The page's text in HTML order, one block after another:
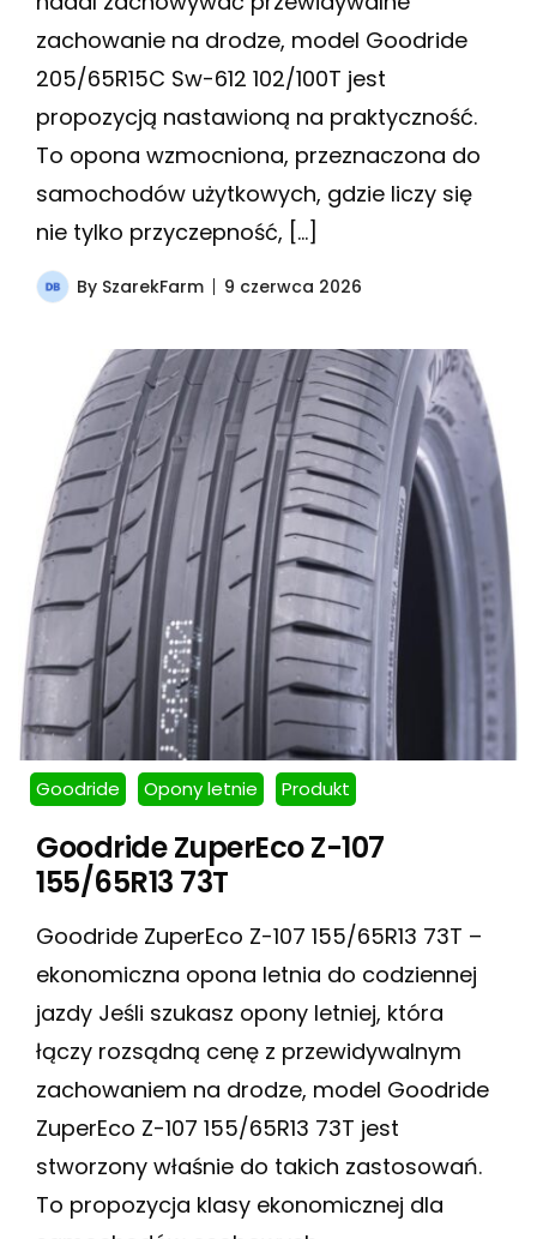
zachowanie na drodze, model Goodride
205/65R15C Sw-612 102/100T jest
propozycją nastawioną na praktyczność.
To opona wzmocniona, przeznaczona do
samochodów użytkowych, gdzie liczy się
nie tylko przyczepność, […]
By SzarekFarm 9 czerwca 2026
Goodride Opony letnie Produkt
Goodride ZuperEco Z-107
155/65R13 73T
Goodride ZuperEco Z-107 155/65R13 73T –
ekonomiczna opona letnia do codziennej
jazdy Jeśli szukasz opony letniej, która
łączy rozsądną cenę z przewidywalnym
zachowaniem na drodze, model Goodride
ZuperEco Z-107 155/65R13 73T jest
stworzony właśnie do takich zastosowań.
To propozycja klasy ekonomicznej dla